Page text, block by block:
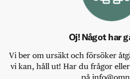
Oj! Något har
Vi ber om ursäkt och försöker
vi kan, håll ut! Har du frågor